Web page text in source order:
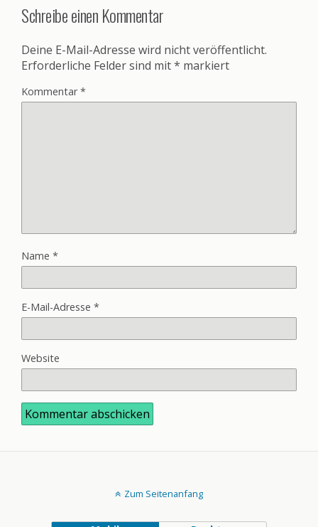
Schreibe einen Kommentar
Deine E-Mail-Adresse wird nicht veröffentlicht.
Erforderliche Felder sind mit* markiert
Kommentar*
Name *
E-Mail-Adresse *
Website
Zum Seitenanfang